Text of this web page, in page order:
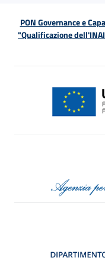
PON Governance e
"Qualificazione